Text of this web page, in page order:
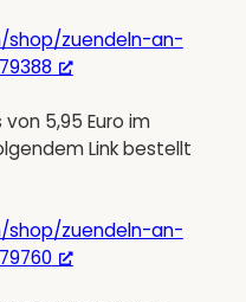
zuendeln-an-
von 5,95 Euro im
Link bestellt
zuendeln-an-